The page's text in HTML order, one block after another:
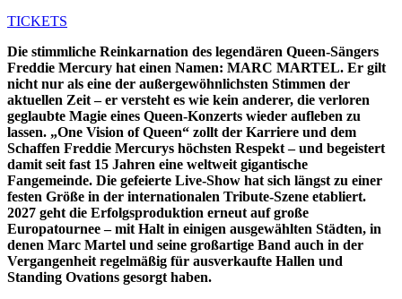
TICKETS
Die stimmliche Reinkarnation des legendären Queen-Sängers
Freddie Mercury hat einen Namen: MARC MARTEL. Er gilt
nicht nur als eine der außergewöhnlichsten Stimmen der
aktuellen Zeit – er versteht es wie kein anderer, die verloren
geglaubte Magie eines Queen-Konzerts wieder aufleben zu
lassen. „One Vision of Queen“ zollt der Karriere und dem
Schaffen Freddie Mercurys höchsten Respekt – und begeistert
damit seit fast 15 Jahren eine weltweit gigantische
Fangemeinde. Die gefeierte Live-Show hat sich längst zu einer
festen Größe in der internationalen Tribute-Szene etabliert.
2027 geht die Erfolgsproduktion erneut auf große
Europatournee – mit Halt in einigen ausgewählten Städten, in
denen Marc Martel und seine großartige Band auch in der
Vergangenheit regelmäßig für ausverkaufte Hallen und
Standing Ovations gesorgt haben.